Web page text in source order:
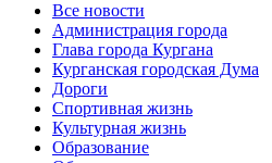
Все новости
Администрация города
Глава города Кургана
Курганская городская Дума
Дороги
Спортивная жизнь
Культурная жизнь
Образование